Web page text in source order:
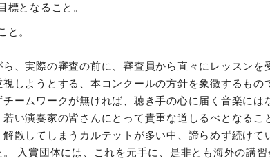
となること。
。
、実際の審査の前に、審査員から直々にレッスンを
しようとする、本コンクールの方針を象徴するもの
ームワークが無ければ、聴き手の心に届く音楽には
い演奏家の皆さんにとって貴重な道しるべとなる
散してしまうカルテットが多い中、諦らめず続けて
入賞団体には、これを元手に、是非とも海外の講